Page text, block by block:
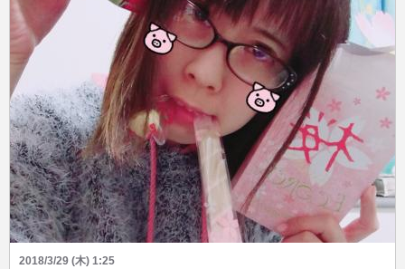
2018/3/29 (木) 1:25